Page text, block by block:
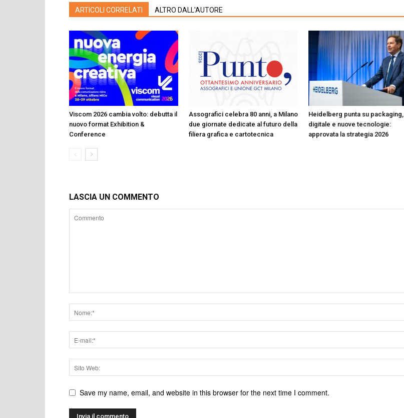
ARTICOLI CORRELATI ALTRO DALL'AUTORE
Viscom 2026 cambia volto: debutta il
nuovo format Exhibition &
Conference
Assografici celebra 80 anni, a Milano
due giornate dedicate al futuro della
filiera grafica e cartotecnica
Heidelberg punta su packaging,
digitale e nuove tecnologie:
approvata la strategia 2026
LASCIA UN COMMENTO
Save my name, email, and website in this browser for the next time I comment.